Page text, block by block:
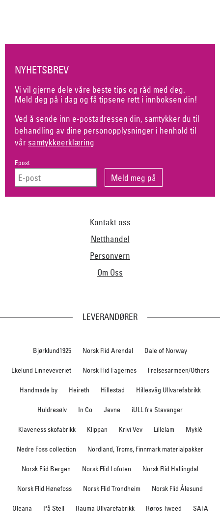
NYHETSBREV
Vi vil gjerne dele våre beste tips og råd med deg.
Meld deg på i dag og få tipsene rett i innboksen din!
Ved å sende inn e-postadressen din, samtykker du til
behandling av dine personopplysninger i henhold til
vår samtykkeerklæring
Epost
Kontakt oss
Netthandel
Personvern
Om Oss
LEVERANDØRER
Bjørklund1925 Norsk Flid Arendal Dale of Norway
Ekelund Linneveveriet Norsk Flid Fagernes Frelsesarmeen/Others
Handmade by Heireth Hillestad Hillesvåg Ullvarefabrikk
Huldresølv In Co Jevne iULL fra Stavanger
Klaveness skofabrikk Klippan Krivi Vev Lillelam Myklé
Nedre Foss collection Nordland, Troms, Finnmark materialpakker
Norsk Flid Bergen Norsk Flid Lofoten Norsk Flid Hallingdal
Norsk Flid Hønefoss Norsk Flid Trondheim Norsk Flid Ålesund
Oleana På Stell Rauma Ullvarefabrikk Røros Tweed SAFA